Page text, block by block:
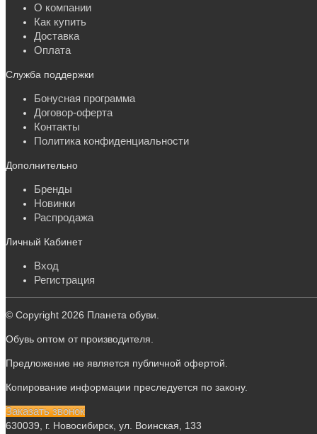
О компании
Как купить
Доставка
Оплата
Служба поддержки
Бонусная программа
Договор-оферта
Контакты
Политика конфиденциальности
Дополнительно
Бренды
Новинки
Распродажа
Личный Кабинет
Вход
Регистрация
© Copyright 2026 Планета обуви.
Обувь оптом от производителя.
Предложение не является публичной офертой.
Копирование информации преследуется по закону.
Заказать звонок
630039, г. Новосибирск, ул. Воинская, 133